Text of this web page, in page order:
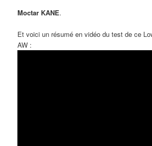
Moctar KANE.
Et voici un résumé en vidéo du test de ce
AW :